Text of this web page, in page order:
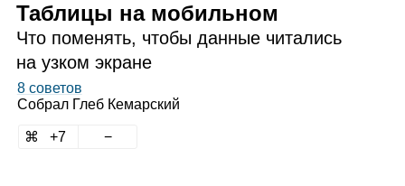
Таблицы на мобильном
Что поменять, чтобы данные читались
на узком экране
8 советов
Собрал Глеб Кемарский
7